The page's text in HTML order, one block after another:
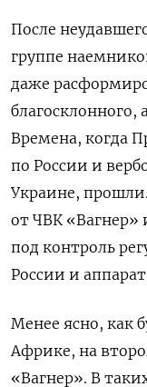
После
группе
даже
благосклонного,
Времена, когда
по России и
Украине,
от ЧВК «Вагнер»
под контроль
России и
Менее ясно, как
Африке, на
«Вагнер». В